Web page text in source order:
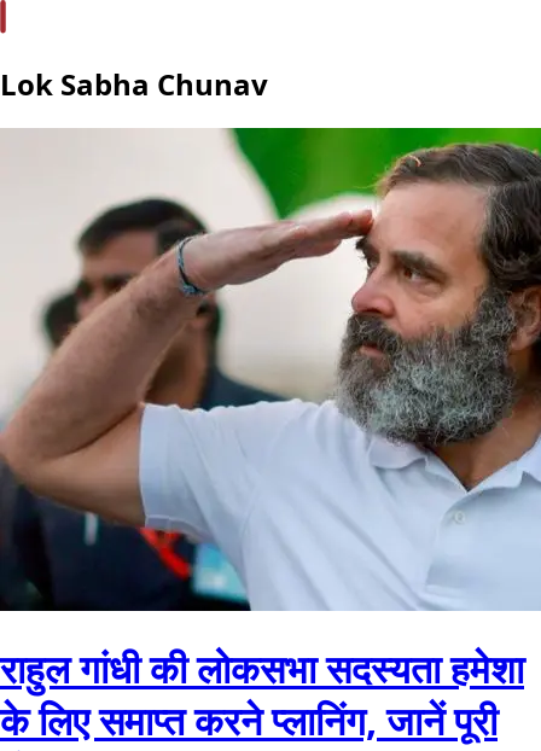
Lok Sabha Chunav
राहुल गांधी की लोकसभा सदस्यता हमेशा
के लिए समाप्त करने प्लानिंग, जानें पूरी